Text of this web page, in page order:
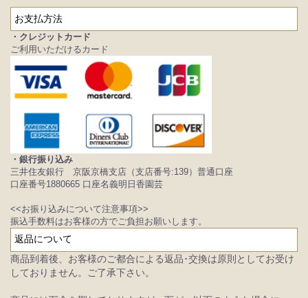
お支払方法
・クレジットカード
ご利用いただけるカード
・銀行振り込み
三井住友銀行 京阪京橋支店（支店番号:139）普通口座
口座番号1880665 口座名義明日香園芸
<<お振り込みについて注意事項>>
振込手数料はお客様の方でご負担お願いします。
返品について
商品到着後、お客様のご都合による返品･交換は原則としてお受け
しておりません。ご了承下さい。